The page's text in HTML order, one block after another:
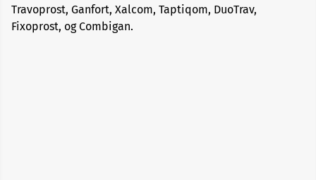
Migrenemedisiner
Travoprost, Ganfort, Xalcom, Taptiqom, DuoTrav,
Fixoprost, og Combigan.